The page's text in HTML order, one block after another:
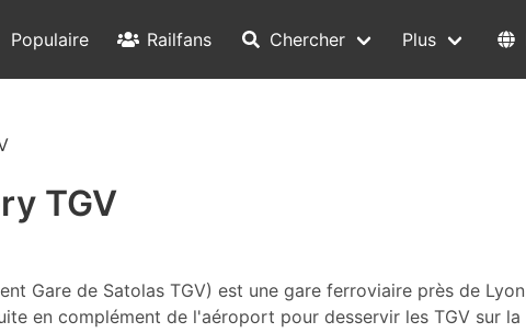
Populaire Railfans Chercher Plus
TGV
Gare de Satolas TGV) est une gare ferroviaire près de
en complément de l'aéroport pour desservir les TGV sur